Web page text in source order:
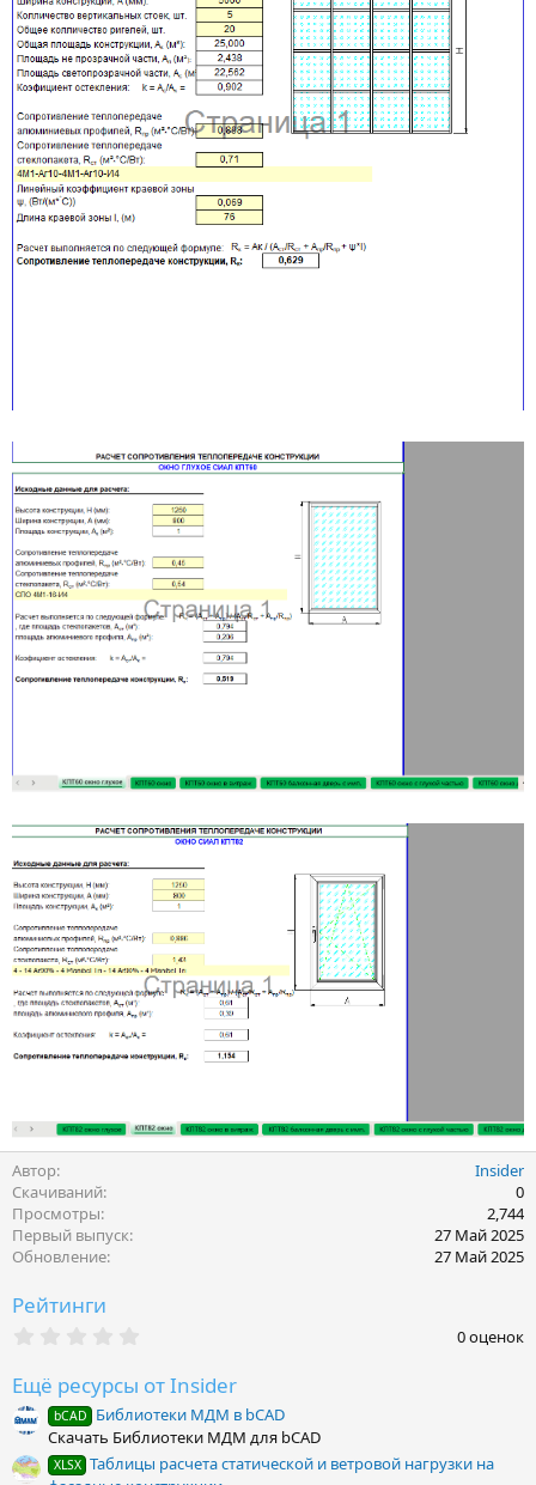
Автор
Insider
Скачиваний
0
Просмотры
2,744
Первый выпуск
27 Май 2025
Обновление
27 Май 2025
Рейтинги
0
в
ё
з
д
0 оценок
Ещё ресурсы от Insider
bCAD
Библиотеки МДМ в bCAD
Скачать Библиотеки МДМ для bCAD
XLSX Таблицы расчета статической и ветровой нагрузки на